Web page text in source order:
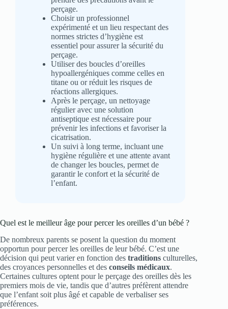
perçage.
Choisir un professionnel
expérimenté et un lieu respectant des
normes strictes d’hygiène est
essentiel pour assurer la sécurité du
perçage.
Utiliser des boucles d’oreilles
hypoallergéniques comme celles en
titane ou or réduit les risques de
réactions allergiques.
Après le perçage, un nettoyage
régulier avec une solution
antiseptique est nécessaire pour
prévenir les infections et favoriser la
cicatrisation.
Un suivi à long terme, incluant une
hygiène régulière et une attente avant
de changer les boucles, permet de
garantir le confort et la sécurité de
l’enfant.
Quel est le meilleur âge pour percer les oreilles d’un bébé ?
De nombreux parents se posent la question du moment
opportun pour percer les oreilles de leur bébé. C’est une
décision qui peut varier en fonction des traditions culturelles,
des croyances personnelles et des conseils médicaux.
Certaines cultures optent pour le perçage des oreilles dès les
premiers mois de vie, tandis que d’autres préfèrent attendre
que l’enfant soit plus âgé et capable de verbaliser ses
préférences.